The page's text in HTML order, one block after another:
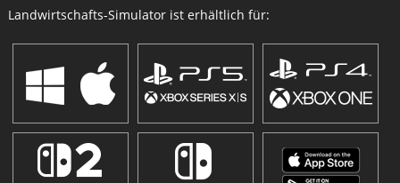
Landwirtschafts-Simulator ist erhältlich für: